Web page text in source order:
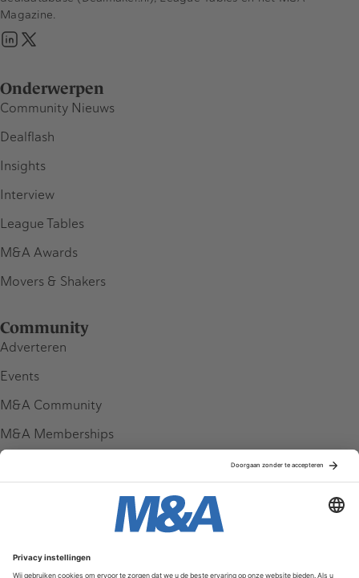
Onderwerpen
Community Nieuws
Dealflash
Insights
Interview
League Tables
M&A Awards
Movers & Shakers
Community
Adverteren
Events
M&A Community
M&A Memberships
Service & Contact
Magazine.